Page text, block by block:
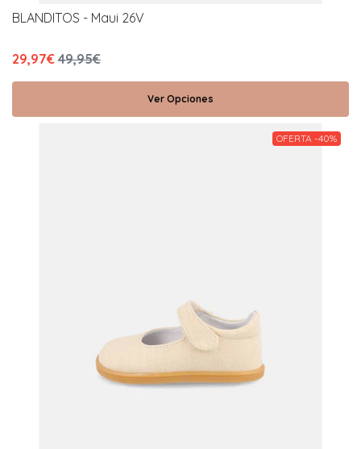
BLANDITOS - Maui 26V
29,97€ 49,95€
Ver Opciones
OFERTA -40%